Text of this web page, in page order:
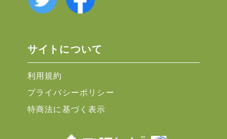
サイトについて
利用規約
プライバシーポリシー
特商法に基づく表示